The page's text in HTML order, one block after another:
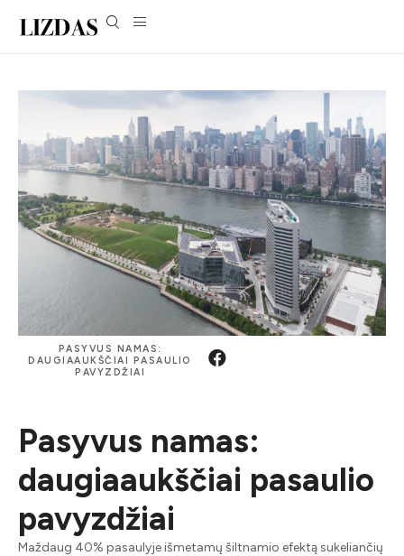
PASYVUS NAMAS:
DAUGIAAUKŠČIAI PASAULIO
PAVYZDŽIAI
Pasyvus namas:
daugiaaukščiai pasaulio
pavyzdžiai
Maždaug 40% pasaulyje išmetamų šiltnamio efektą sukeliančių